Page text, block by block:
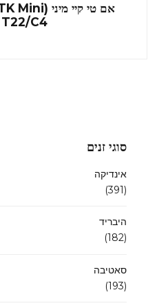
T22/C4
סוגי זנים
אינדיקה
(391)
היבריד
(182)
סאטיבה
(193)